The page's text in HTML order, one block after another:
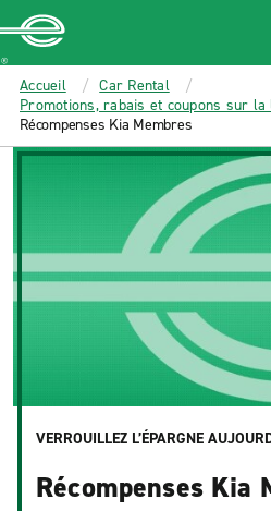
MAIN
CONTENT
Enterprise
Accueil
Car Rental
Promotions, rabais et coupons sur la
Récompenses Kia Membres
VERROUILLEZ L’ÉPARGNE
Récompenses Kia